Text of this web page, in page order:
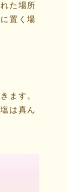
た場所
置く場
ます。
は真ん